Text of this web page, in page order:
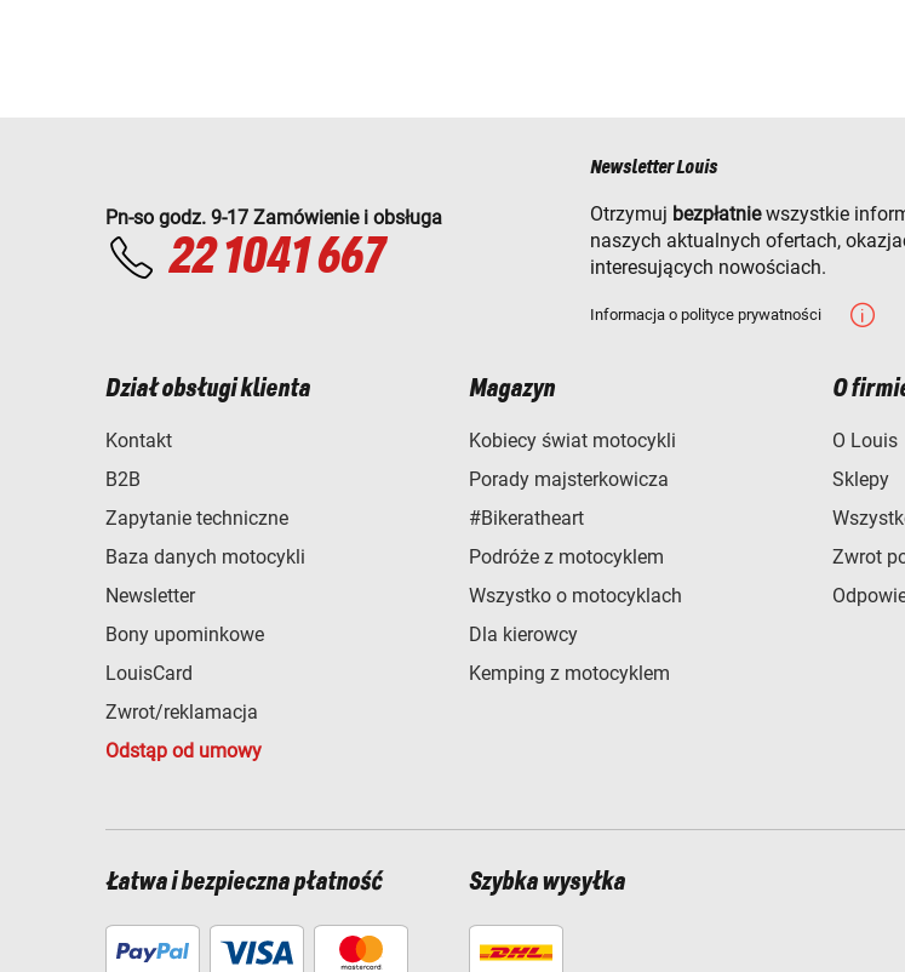
Pn-so godz. 9-17 Zamówienie i obsługa
22 1041 667
Newsletter Louis
Otrzymuj bezpłatniewszystkie
naszych aktualnych ofertach,
interesujących nowościach.
Informacja o polityce prywatności
Dział obsługi klienta
Kontakt
B2B
Zapytanie techniczne
Baza danych motocykli
Newsletter
Bony upominkowe
LouisCard
Zwrot/reklamacja
Odstąp od umowy
Magazyn
Kobiecy świat motocykli
Porady majsterkowicza
#Bikeratheart
Podróże z motocyklem
Wszystko o motocyklach
Dla kierowcy
Kemping z motocyklem
O
O Louis
Sklepy
Zwrot
Łatwa i bezpieczna płatność Szybka wysyłka